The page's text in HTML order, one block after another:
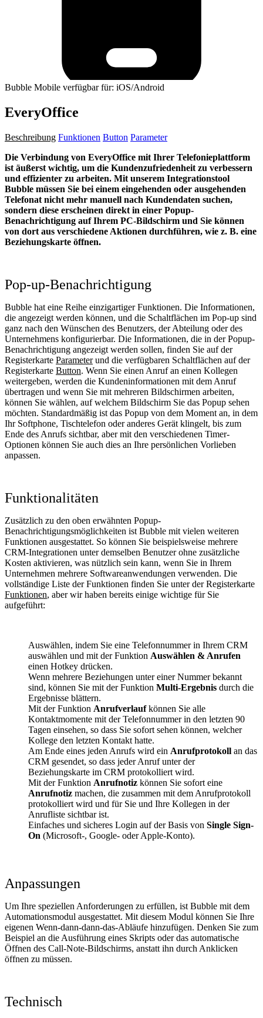
Bubble Mobile verfügbar für: iOS/Android
EveryOffice
Beschreibung Funktionen Button Parameter
Die Verbindung von EveryOffice mit Ihrer Telefonieplattform
ist äußerst wichtig, um die Kundenzufriedenheit zu verbessern
und effizienter zu arbeiten. Mit unserem Integrationstool
Bubble müssen Sie bei einem eingehenden oder ausgehenden
Telefonat nicht mehr manuell nach Kundendaten suchen,
sondern diese erscheinen direkt in einer Popup-
Benachrichtigung auf Ihrem PC-Bildschirm und Sie können
von dort aus verschiedene Aktionen durchführen, wie z. B. eine
Beziehungskarte öffnen.
Pop-up-Benachrichtigung
Bubble hat eine Reihe einzigartiger Funktionen. Die Informationen,
die angezeigt werden können, und die Schaltflächen im Pop-up sind
ganz nach den Wünschen des Benutzers, der Abteilung oder des
Unternehmens konfigurierbar. Die Informationen, die in der Popup-
Benachrichtigung angezeigt werden sollen, finden Sie auf der
Registerkarte Parameterund die verfügbaren Schaltflächen auf der
Registerkarte Button. Wenn Sie einen Anruf an einen Kollegen
weitergeben, werden die Kundeninformationen mit dem Anruf
übertragen und wenn Sie mit mehreren Bildschirmen arbeiten,
können Sie wählen, auf welchem Bildschirm Sie das Popup sehen
möchten. Standardmäßig ist das Popup von dem Moment an, in dem
Ihr Softphone, Tischtelefon oder anderes Gerät klingelt, bis zum
Ende des Anrufs sichtbar, aber mit den verschiedenen Timer-
Optionen können Sie auch dies an Ihre persönlichen Vorlieben
anpassen.
Funktionalitäten
Zusätzlich zu den oben erwähnten Popup-
Benachrichtigungsmöglichkeiten ist Bubble mit vielen weiteren
Funktionen ausgestattet. So können Sie beispielsweise mehrere
CRM-Integrationen unter demselben Benutzer ohne zusätzliche
Kosten aktivieren, was nützlich sein kann, wenn Sie in Ihrem
Unternehmen mehrere Softwareanwendungen verwenden. Die
vollständige Liste der Funktionen finden Sie unter der Registerkarte
Funktionen, aber wir haben bereits einige wichtige für Sie
aufgeführt:
Auswählen, indem Sie eine Telefonnummer in Ihrem CRM
auswählen und mit der Funktion Auswählen & Anrufen
einen Hotkey drücken.
Wenn mehrere Beziehungen unter einer Nummer bekannt
sind, können Sie mit der Funktion Multi-Ergebnis durch die
Ergebnisse blättern.
Mit der Funktion Anrufverlaufkönnen Sie alle
Kontaktmomente mit der Telefonnummer in den letzten 90
Tagen einsehen, so dass Sie sofort sehen können, welcher
Kollege den letzten Kontakt hatte.
Am Ende eines jeden Anrufs wird ein Anrufprotokoll an das
CRM gesendet, so dass jeder Anruf unter der
Beziehungskarte im CRM protokolliert wird.
Mit der Funktion Anrufnotiz können Sie sofort eine
Anrufnotiz machen, die zusammen mit dem Anrufprotokoll
protokolliert wird und für Sie und Ihre Kollegen in der
Anrufliste sichtbar ist.
Einfaches und sicheres Login auf der Basis von Single Sign-
On (Microsoft-, Google- oder Apple-Konto).
Anpassungen
Um Ihre speziellen Anforderungen zu erfüllen, ist Bubble mit dem
Automationsmodul ausgestattet. Mit diesem Modul können Sie Ihre
eigenen Wenn-dann-dann-das-Abläufe hinzufügen. Denken Sie zum
Beispiel an die Ausführung eines Skripts oder das automatische
Öffnen des Call-Note-Bildschirms, anstatt ihn durch Anklicken
öffnen zu müssen.
Technisch